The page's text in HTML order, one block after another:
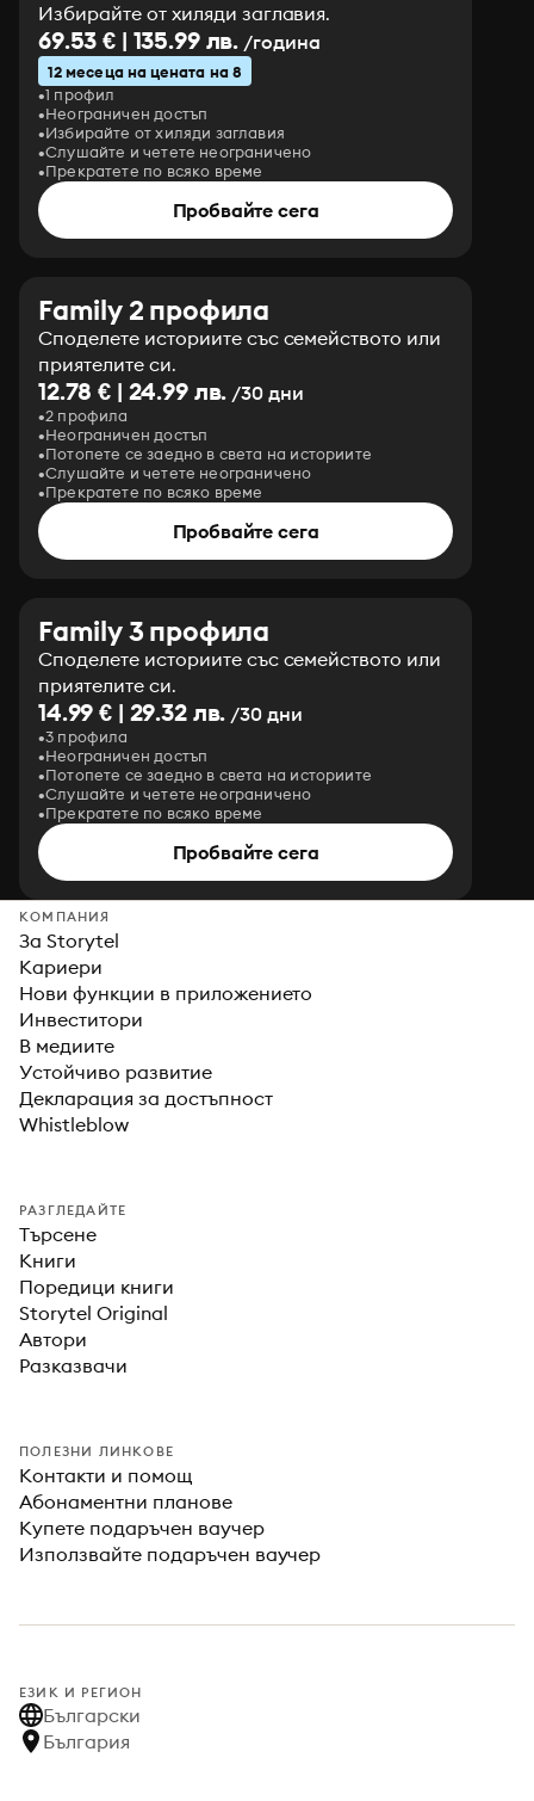
Избирайте от хиляди заглавия.
69.53 € | 135.99 лв. /година
12 месеца на цената на 8
1 профил
Неограничен достъп
Избирайте от хиляди заглавия
Слушайте и четете неограничено
Прекратете по всяко време
Пробвайте сега
Family 2 профила
Споделете историите със семейството или
приятелите си.
12.78 € | 24.99 лв. /30 дни
2 профила
Неограничен достъп
Потопете се заедно в света на историите
Слушайте и четете неограничено
Прекратете по всяко време
Пробвайте сега
Family 3 профила
Споделете историите със семейството или
приятелите си.
14.99 € | 29.32 лв. /30 дни
3 профила
Неограничен достъп
Потопете се заедно в света на историите
Слушайте и четете неограничено
Прекратете по всяко време
Пробвайте сега
КОМПАНИЯ
За Storytel
Кариери
Нови функции в приложението
Инвеститори
В медиите
Устойчиво развитие
Декларация за достъпност
Whistleblow
РАЗГЛЕДАЙТЕ
Търсене
Книги
Поредици книги
Storytel Original
Автори
Разказвачи
ПОЛЕЗНИ ЛИНКОВЕ
Контакти и помощ
Абонаментни планове
Купете подаръчен ваучер
Използвайте подаръчен ваучер
ЕЗИК И РЕГИОН
Български
България